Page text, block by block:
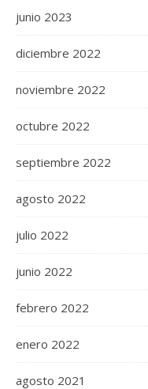
junio 2023
diciembre 2022
noviembre 2022
octubre 2022
septiembre 2022
agosto 2022
julio 2022
junio 2022
febrero 2022
enero 2022
agosto 2021